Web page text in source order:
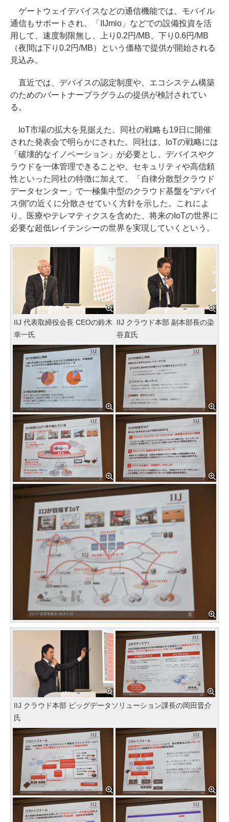
ゲートウェイデバイスなどの通信機能では、モバイル
通信もサポートされ、「IIJmio」などでの設備投資を活
用して、速度制限無し、上り0.2円/MB、下り0.6円/MB
（夜間は下り0.2円/MB）という価格で提供が開始される
見込み。
直近では、デバイスの認定制度や、エコシステム構築
のためのパートナープラグラムの提供が検討されてい
る。
IoT市場の拡大を見据えた、同社の戦略も19日に開催
された発表会で明らかにされた。同社は、IoTの戦略には
「破壊的なイノベーション」が必要とし、デバイスやク
ラウドを一体管理できることや、セキュリティや高信頼
性といった同社の特徴に加えて、「自律分散型クラウド
データセンター」で一極集中型のクラウド基盤を“デバイ
ス側”の近くに分散させていく方針を示した。これによ
り、医療やテレマティクスを含めた、将来のIoTの世界に
必要な超低レイテンシーの世界を実現していくという。
IIJ 代表取締役会長 CEOの鈴木
幸一氏
IIJ クラウド本部 副本部長の染
谷直氏
IIJ クラウド本部 ビッグデータソリューション課長の岡田晋介
氏